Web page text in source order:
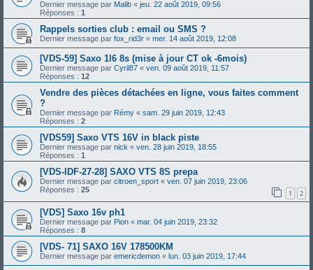
Dernier message par Malib « jeu. 22 août 2019, 09:56
Réponses : 1
Rappels sorties club : email ou SMS ?
Dernier message par fox_rid3r « mer. 14 août 2019, 12:08
[VDS-59] Saxo 1l6 8s (mise à jour CT ok -6mois)
Dernier message par Cyril87 « ven. 09 août 2019, 11:57
Réponses : 12
Vendre des pièces détachées en ligne, vous faites comment
?
Dernier message par Rémy « sam. 29 juin 2019, 12:43
Réponses : 2
[VDS59] Saxo VTS 16V in black piste
Dernier message par nick « ven. 28 juin 2019, 18:55
Réponses : 1
[VDS-IDF-27-28] SAXO VTS 8S prepa
Dernier message par citroen_sport « ven. 07 juin 2019, 23:06
Réponses : 25 1 2
[VDS] Saxo 16v ph1
Dernier message par Pion « mar. 04 juin 2019, 23:32
Réponses : 8
[VDS- 71] SAXO 16V 178500KM
Dernier message par emericdemon « lun. 03 juin 2019, 17:44